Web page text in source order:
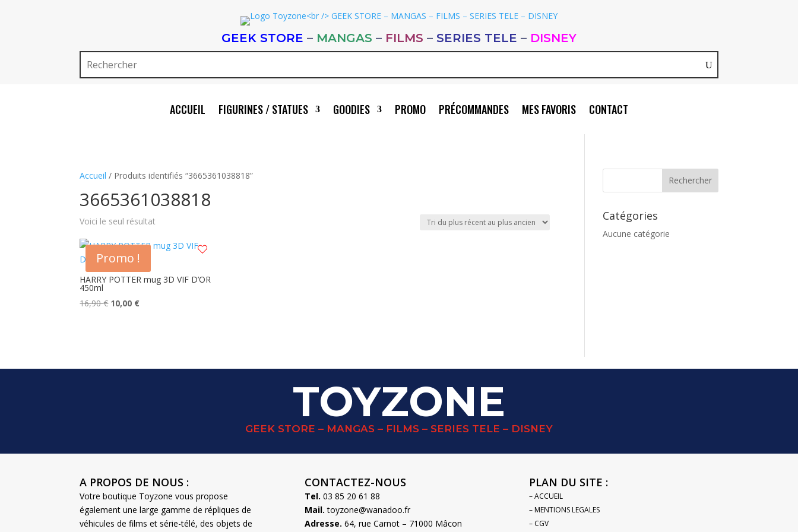
GEEK STORE – MANGAS – FILMS – SERIES TELE – DISNEY
ACCUEIL FIGURINES / STATUES GOODIES PROMO PRÉCOMMANDES MES FAVORIS CONTACT
Accueil / Produits identifiés “3665361038818”
3665361038818
Voici le seul résultat
Promo !
HARRY POTTER mug 3D VIF D’OR
450ml
16,90€ Le
10,00 €Le
Catégories
Aucune catégorie
TOYZONE
GEEK STORE – MANGAS – FILMS – SERIES TELE – DISNEY
A PROPOS DE NOUS :
Votre boutique Toyzone vous propose
également une large gamme de répliques de
véhicules de films et série-télé, des objets de
CONTACTEZ-NOUS
Tel. 03 85 20 61 88
Mail. toyzone@wanadoo.fr
Adresse. 64, rue Carnot – 71000 Mâcon
PLAN DU SITE :
– ACCUEIL
– MENTIONS LEGALES
– CGV